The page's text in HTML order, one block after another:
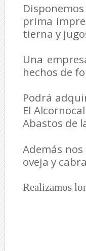
prima
tierna y
Una
hechos de
Podrá
El
Abastos de
Además
oveja y
Realizamos